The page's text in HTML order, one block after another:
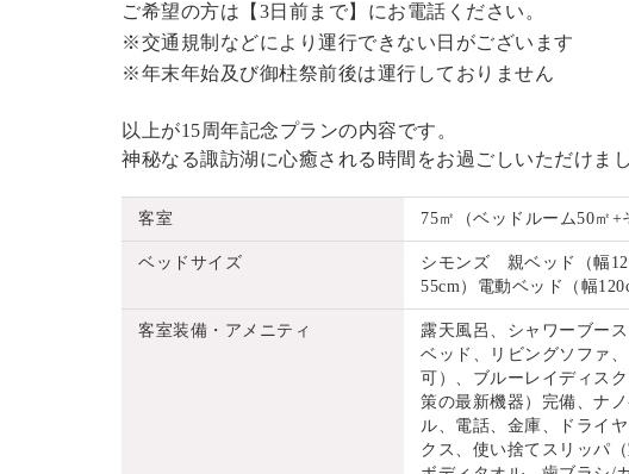
ご希望の方は【3日前まで】にお電話ください。
※交通規制などにより運行できない日がございます
※年末年始及び御柱祭前後は運行しておりません
以上が15周年記念プランの内容です。
神秘なる諏訪湖に心癒される時間をお過ごしいただけま
客室 75㎡（ベッドルーム50㎡+
ベッドサイズ
シモンズ 親ベッド（幅
55cm）電動ベッド（幅
客室装備・アメニティ
露天風呂、シャワーブー
ベッド、リビングソファ
可）、ブルーレイディス
策の最新機器）完備、ナ
ル、電話、金庫、ドライ
クス、使い捨てスリッパ